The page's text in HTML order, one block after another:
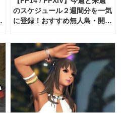
のスケジュール２週間分を一気
に登録！おすすめ無人島・開拓